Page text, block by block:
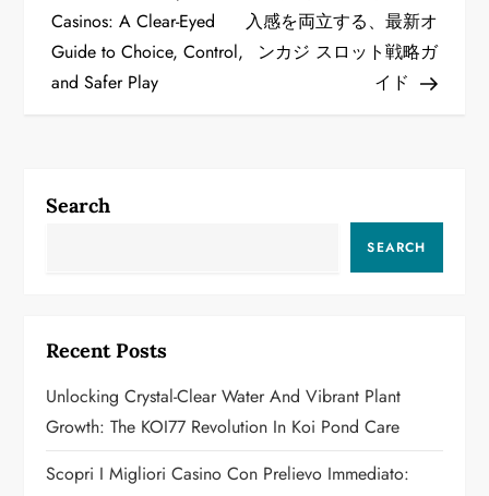
o
s
a
g
a
t
Casinos: A Clear-Eyed
Guide to Choice, Control,
and Safer Play
入感を両立する、最新オ
ンカジ スロット戦略ガ
イド
Search
SEARCH
Recent Posts
Unlocking Crystal-Clear Water And Vibrant Plant
Growth: The KOI77 Revolution In Koi Pond Care
Scopri I Migliori Casino Con Prelievo Immediato: